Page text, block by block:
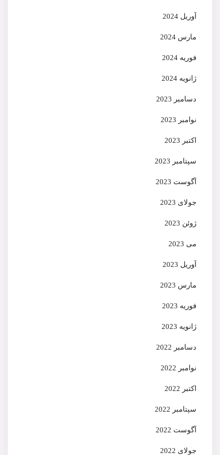
آوریل 2024
مارس 2024
فوریه 2024
ژانویه 2024
دسامبر 2023
نوامبر 2023
اکتبر 2023
سپتامبر 2023
آگوست 2023
جولای 2023
ژوئن 2023
می 2023
آوریل 2023
مارس 2023
فوریه 2023
ژانویه 2023
دسامبر 2022
نوامبر 2022
اکتبر 2022
سپتامبر 2022
آگوست 2022
جولای 2022